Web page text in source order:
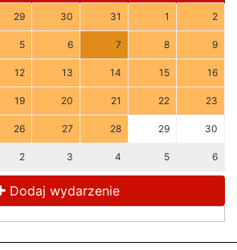
29 30 31 1 2
5 6 7 8 9
12 13 14 15 16
19 20 21 22 23
26 27 28 29 30
2 3 4 5 6
Dodaj wydarzenie